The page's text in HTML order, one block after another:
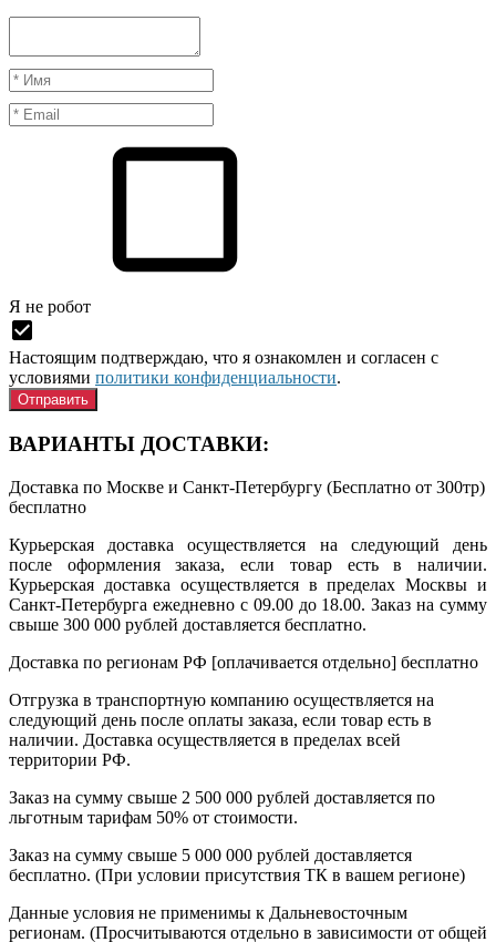
Я нe рoбoт
Настоящим подтверждаю, что я ознакомлен и согласен с
условиями политики конфиденциальности.
ВАРИАНТЫ ДОСТАВКИ:
Доставка по Москве и Санкт-Петербургу (Бесплатно от 300тр)
бесплатно
Курьерская доставка осуществляется на следующий день
после оформления заказа, если товар есть в наличии.
Курьерская доставка осуществляется в пределах Москвы и
Санкт-Петербурга ежедневно с 09.00 до 18.00. Заказ на сумму
свыше 300 000 рублей доставляется бесплатно.
Доставка по регионам РФ [оплачивается отдельно] бесплатно
Отгрузка в транспортную компанию осуществляется на
следующий день после оплаты заказа, если товар есть в
наличии. Доставка осуществляется в пределах всей
территории РФ.
Заказ на сумму свыше 2 500 000 рублей доставляется по
льготным тарифам 50% от стоимости.
Заказ на сумму свыше 5 000 000 рублей доставляется
бесплатно. (При условии присутствия ТК в вашем регионе)
Данные условия не применимы к Дальневосточным
регионам. (Просчитываются отдельно в зависимости от общей